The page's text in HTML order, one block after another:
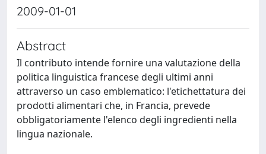
2009-01-01
Abstract
Il contributo intende fornire una valutazione della
politica linguistica francese degli ultimi anni
attraverso un caso emblematico: l'etichettatura dei
prodotti alimentari che, in Francia, prevede
obbligatoriamente l'elenco degli ingredienti nella
lingua nazionale.